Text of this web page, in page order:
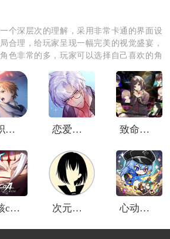
点：
以展示不同的高科技工艺，让你成
个深层次的理解，采用非常卡通的界面设
合理，给玩家呈现一幅完美的视觉盛宴，
色非常的多，玩家可以选择自己喜欢的角
无职转生到了异世界就拿出真本事回响编年史 恋爱费洛蒙汉化版 致命至爱交错狂想DLC
晶核coa国际服 次元复苏 心动防线